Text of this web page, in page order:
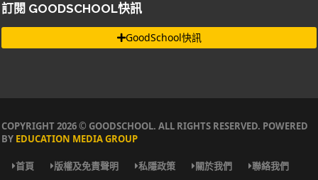
訂閱 GOODSCHOOL快訊
GoodSchool快訊
COPYRIGHT 2026 © GOODSCHOOL. ALL RIGHTS RESERVED. POWERED
BY EDUCATION MEDIA GROUP
首頁 版權及免責聲明 私隱政策 關於我們 聯絡我們